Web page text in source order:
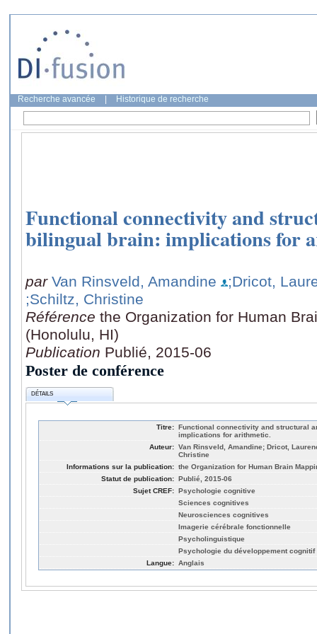
Recherche avancée Historique de recherche
Functional connectivity and
bilingual brain: implications for
par Van Rinsveld, Amandine
;Dricot,
;Schiltz, Christine
Référence the Organization for Human
(Honolulu, HI)
Publication Publié, 2015-06
Poster de conférence
DÉTAILS
Titre: Functional connectivity and structural
implications for arithmetic.
Auteur: Van Rinsveld, Amandine; Dricot,
Christine
Informations sur la publication: the Organization for Human Brain
Statut de publication: Publié, 2015-06
Sujet CREF: Psychologie cognitive
Sciences cognitives
Neurosciences cognitives
Imagerie cérébrale fonctionnelle
Psycholinguistique
Psychologie du développement cognitif
Langue: Anglais